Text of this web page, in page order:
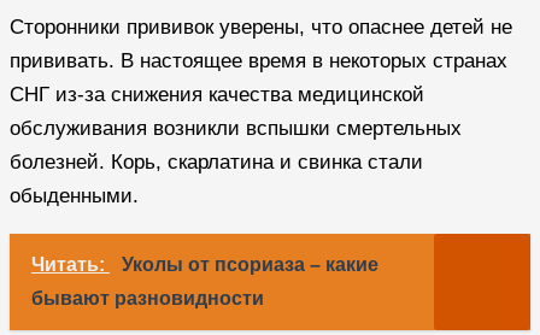
Сторонники прививок уверены, что опаснее детей не
прививать. В настоящее время в некоторых странах
СНГ из-за снижения качества медицинской
обслуживания возникли вспышки смертельных
болезней. Корь, скарлатина и свинка стали
обыденными.
Читать:
Уколы от псориаза – какие
бывают разновидности